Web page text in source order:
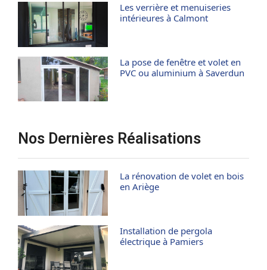
Les verrière et menuiseries
intérieures à Calmont
La pose de fenêtre et volet en
PVC ou aluminium à Saverdun
Nos Dernières Réalisations
La rénovation de volet en bois
en Ariège
Installation de pergola
électrique à Pamiers